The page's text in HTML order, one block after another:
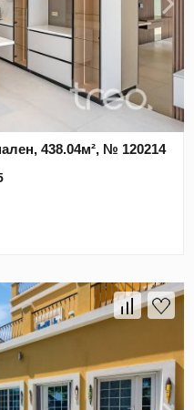
438.04м², № 120214